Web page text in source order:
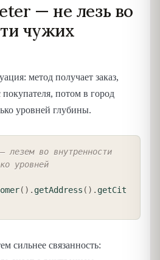
— не лезь во
чужих
метод получает заказ,
покупателя, потом в город
уровней глубины.
лезем во внутренности
уровней
( ) . getAddress ( ) . getCit
сильнее связанность: